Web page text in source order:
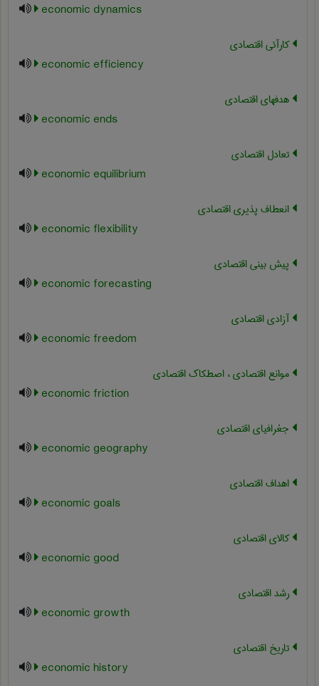
economic dynamics
کارآئی اقتصادی
economic efficiency
هدفهای اقتصادی
economic ends
تعادل اقتصادی
economic equilibrium
انعطاف پذیری اقتصادی
economic flexibility
پیش بینی اقتصادی
economic forecasting
آزادی اقتصادی
economic freedom
موانع اقتصادی ، اصطکاک اقتصادی
economic friction
جغرافیای اقتصادی
economic geography
اهداف اقتصادی
economic goals
کالای اقتصادی
economic good
رشد اقتصادي
economic growth
تاریخ اقتصادی
economic history